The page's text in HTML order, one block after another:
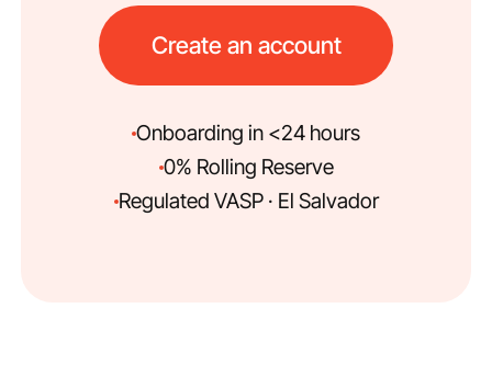
Create an account
Onboarding in <24 hours
0% Rolling Reserve
Regulated VASP · El Salvador